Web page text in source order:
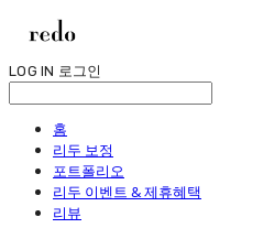
LOG IN 로그인
홈
리두 보정
포트폴리오
리두 이벤트 & 제휴혜택
리뷰